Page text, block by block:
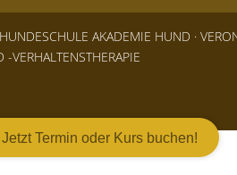
Jetzt Termin oder Kurs buchen!
AKADEMIE HUND ·
VERHALTENSTHERAPIE